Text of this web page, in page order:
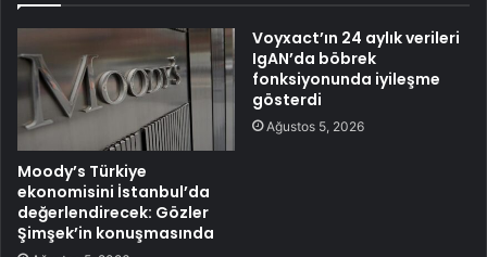
Moody’s Türkiye
ekonomisini İstanbul’da
değerlendirecek: Gözler
Şimşek’in konuşmasında
Voyxact’ın 24 aylık verileri
IgAN’da böbrek
fonksiyonunda iyileşme
gösterdi
Ağustos 5, 2026